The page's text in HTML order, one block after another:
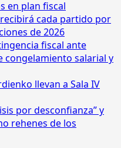
en plan fiscal
cada partido por
de 2026
fiscal ante
congelamiento salarial y
llevan a Sala IV
por desconfianza” y
rehenes de los